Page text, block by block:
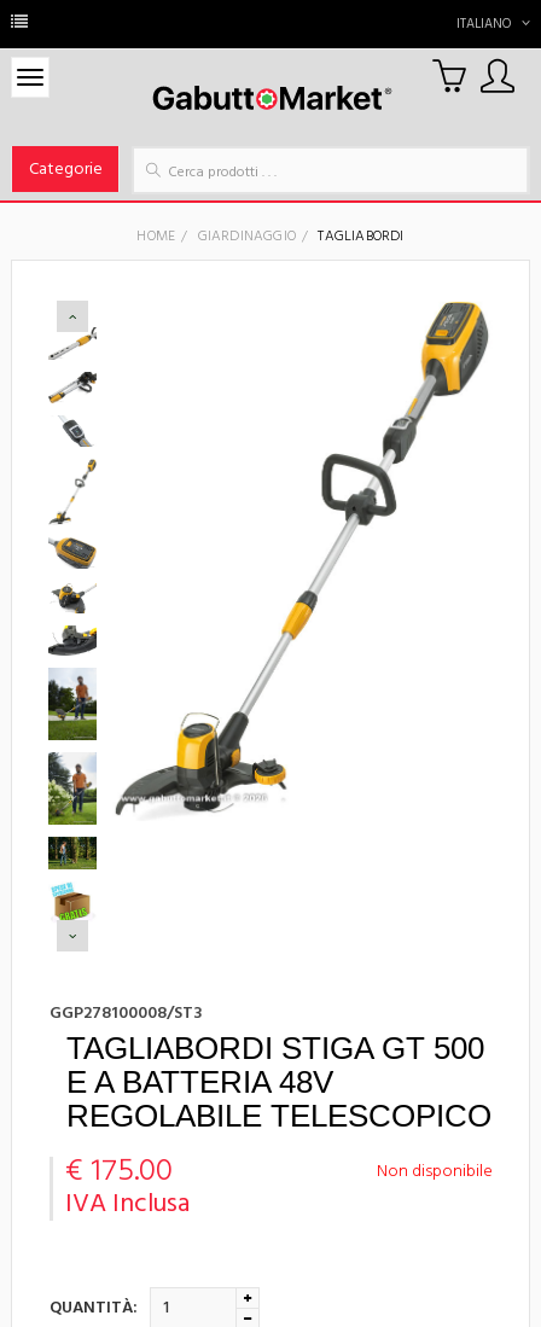
ITALIANO
Categorie
0
Carrello
HOME GIARDINAGGIO TAGLIABORDI
GGP278100008/ST3
TAGLIABORDI STIGA GT 500
E A BATTERIA 48V
REGOLABILE TELESCOPICO
Non disponibile
€ 175.00
IVA Inclusa
QUANTITÀ: